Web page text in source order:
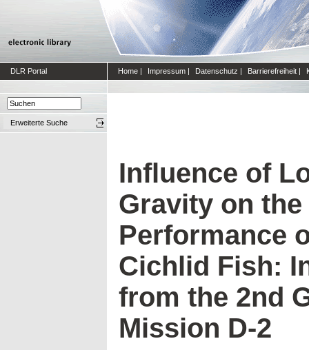
DLR Portal Home | Impressum | Datenschutz | Barrierefreiheit |
Erweiterte Suche
Influence of
Gravity on
Performance
Cichlid Fish:
from the 2nd
Mission D-2